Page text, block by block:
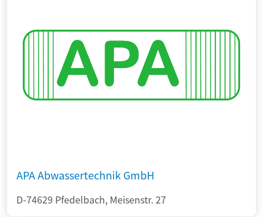
APA Abwassertechnik GmbH
D-74629 Pfedelbach, Meisenstr. 27